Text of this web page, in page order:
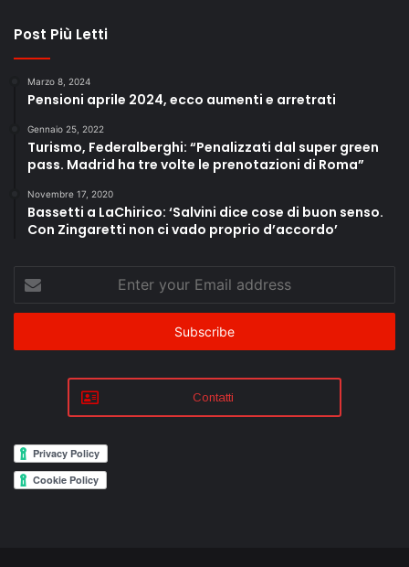
Post Più Letti
Marzo 8, 2024
Pensioni aprile 2024, ecco aumenti e arretrati
Gennaio 25, 2022
Turismo, Federalberghi: “Penalizzati dal super green
pass. Madrid ha tre volte le prenotazioni di Roma”
Novembre 17, 2020
Bassetti a LaChirico: ‘Salvini dice cose di buon senso.
Con Zingaretti non ci vado proprio d’accordo’
Enter
your
Email
Contatti